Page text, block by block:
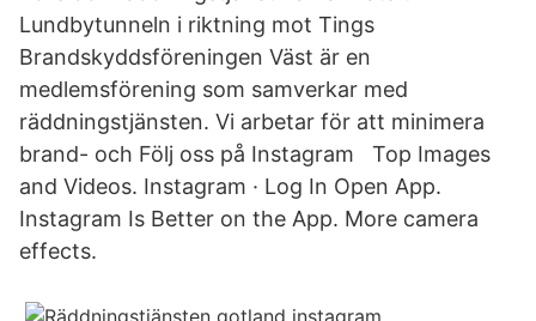
Lundbytunneln i riktning mot Tings
Brandskyddsföreningen Väst är en
medlemsförening som samverkar med
räddningstjänsten. Vi arbetar för att minimera
brand- och Följ oss på Instagram Top Images
and Videos. Instagram · Log In Open App.
Instagram Is Better on the App. More camera
effects.